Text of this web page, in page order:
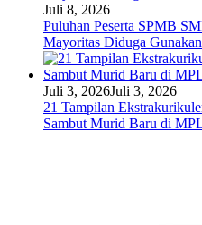
Juli 8, 2026
Puluhan Peserta SPMB
Mayoritas Diduga
Juli 3, 2026Juli 3, 2026
21 Tampilan
Sambut Murid Baru di